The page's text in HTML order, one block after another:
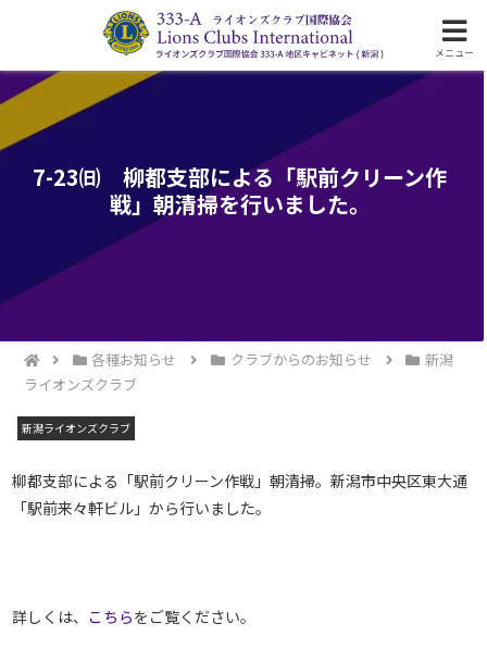
ライオンズクラブ国際協会333-A地区の活動
7-23㈰ 柳都支部による「駅前クリーン作
戦」朝清掃を行いました。
各種お知らせ クラブからのお知らせ
新潟
ライオンズクラブ
新潟ライオンズクラブ
柳都支部による「駅前クリーン作戦」朝清掃。新潟市中央区東大通
「駅前来々軒ビル」から行いました。
詳しくは、 こちらをご覧ください。
メニュー